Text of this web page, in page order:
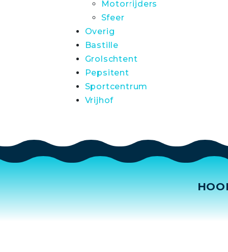
Motorrijders
Sfeer
Overig
Bastille
Grolschtent
Pepsitent
Sportcentrum
Vrijhof